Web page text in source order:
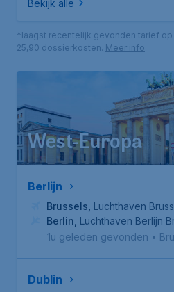
Bekijk alle
*laagst recentelijk gevonden tarief
25,90 dossierkosten. Meer info
West-Europa
Berlijn
Brussels Luchthaven
Berlin Luchthaven Berlijn
1u geleden gevonden •
Dublin